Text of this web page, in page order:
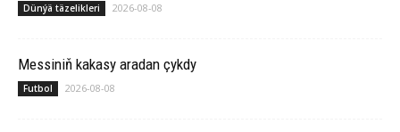
Dünýä täzelikleri 2026-08-08
Messiniň kakasy aradan çykdy
Futbol 2026-08-08